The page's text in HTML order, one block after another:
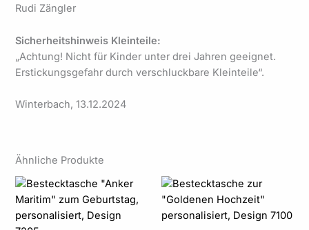
Rudi Zängler
Sicherheitshinweis Kleinteile:
„Achtung! Nicht für Kinder unter drei Jahren geeignet.
Erstickungsgefahr durch verschluckbare Kleinteile“.
Winterbach, 13.12.2024
Ähnliche Produkte
Preisspanne:
bis
105,00 €
Preisspanne:
bis
105,00 €